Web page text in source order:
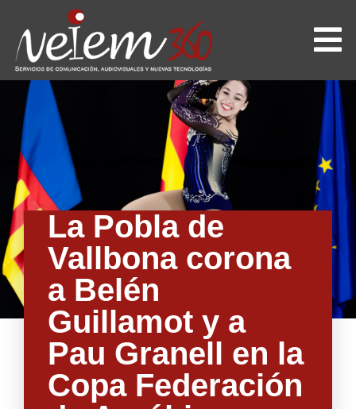
La Pobla de
Vallbona corona
a Belén
Guillamot y a
Pau Granell en la
Copa Federación